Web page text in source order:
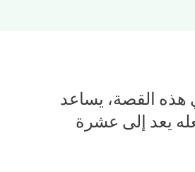
هذه القصة، يساعد
يعد إلى عشرة